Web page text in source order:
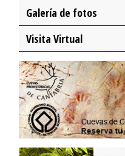
Galería de fotos
Visita Virtual